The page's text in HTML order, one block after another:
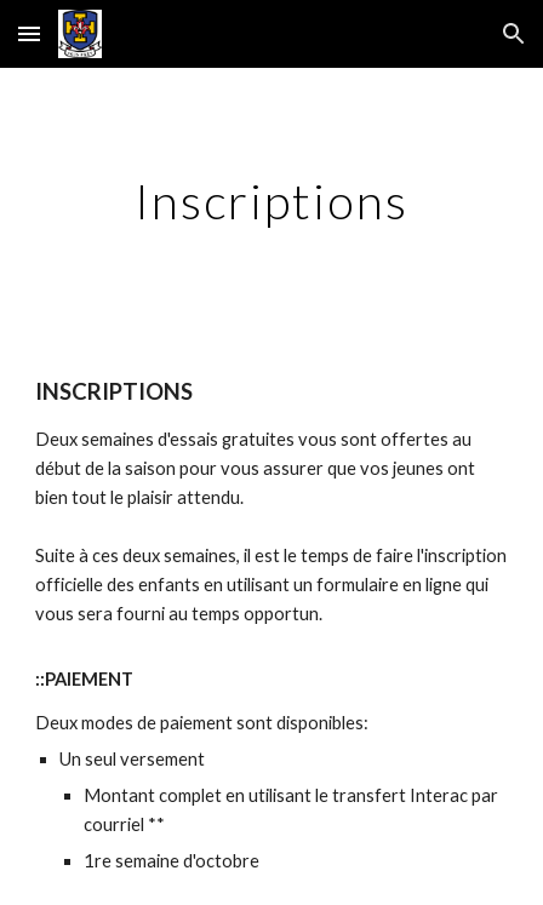
Skip to main content Skip to navigation
I nscriptions
INSCRIPTIONS
Deux semaines d'essais gratuites vous sont offertes au
début de la saison pour vous assurer que vos jeunes ont
bien tout le plaisir attendu.
Suite à ces deux semaines, il est le temps de faire l'inscription
officielle des enfants en utilisant un formulaire en ligne qui
vous sera fourni au temps opportun.
::PAIEMENT
Deux modes de paiement sont disponibles:
Un seul versement
Montant complet en utilisant le transfert Interac par
courriel **
1re semaine d'octobre